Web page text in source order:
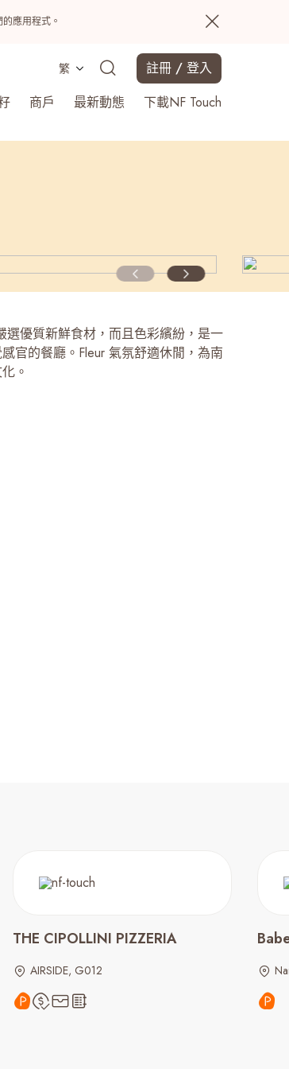
應用程式。
繁
註冊 / 登入
商戶 最新動態 下載NF Touch
選優質新鮮食材，而且色彩繽紛，是一
官的餐廳。Fleur 氣氛舒適休閒，為南
。
THE CIPOLLINI PIZZERIA
AIRSIDE, G012